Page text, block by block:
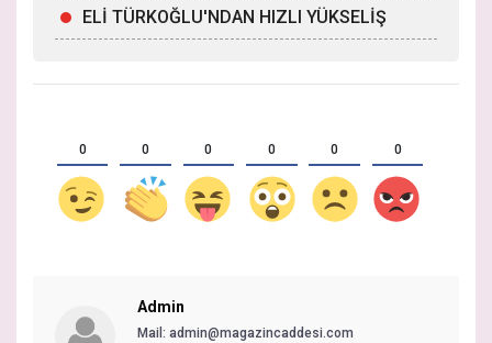
ELİ TÜRKOĞLU'NDAN HIZLI YÜKSELİŞ
0 0 0 0 0 0
Admin
Mail: admin@magazincaddesi.com